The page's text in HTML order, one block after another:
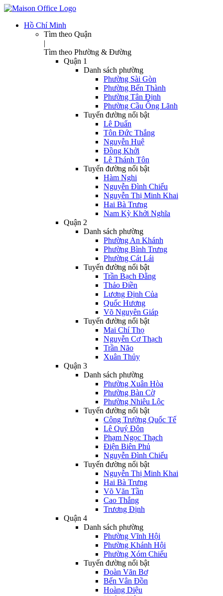
Hồ Chí Minh
Tìm theo Quận
|
Tìm theo Phường & Đường
Quận 1
Danh sách phường
Phường Sài Gòn
Phường Bến Thành
Phường Tân Định
Phường Cầu Ông Lãnh
Tuyến đường nổi bật
Lê Duẩn
Tôn Đức Thắng
Nguyễn Huệ
Đồng Khởi
Lê Thánh Tôn
Tuyến đường nổi bật
Hàm Nghi
Nguyễn Đình Chiểu
Nguyễn Thị Minh Khai
Hai Bà Trưng
Nam Kỳ Khởi Nghĩa
Quận 2
Danh sách phường
Phường An Khánh
Phường Bình Trưng
Phường Cát Lái
Tuyến đường nổi bật
Trần Bạch Đằng
Thảo Điền
Lương Định Của
Quốc Hương
Võ Nguyên Giáp
Tuyến đường nổi bật
Mai Chí Thọ
Nguyễn Cơ Thạch
Trần Não
Xuân Thủy
Quận 3
Danh sách phường
Phường Xuân Hòa
Phường Bàn Cờ
Phường Nhiêu Lộc
Tuyến đường nổi bật
Công Trường Quốc Tế
Lê Quý Đôn
Phạm Ngọc Thạch
Điện Biên Phủ
Nguyễn Đình Chiểu
Tuyến đường nổi bật
Nguyễn Thị Minh Khai
Hai Bà Trưng
Võ Văn Tần
Cao Thắng
Trương Định
Quận 4
Danh sách phường
Phường Vĩnh Hội
Phường Khánh Hội
Phường Xóm Chiếu
Tuyến đường nổi bật
Đoàn Văn Bơ
Bến Vân Đồn
Hoàng Diệu